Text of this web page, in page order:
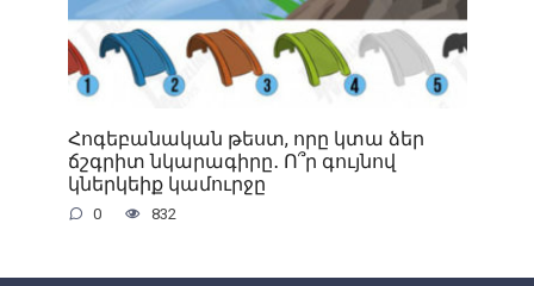
Հոգեբանական թեստ, որը կտա ձեր
ճշգրիտ նկարագիրը․ Ո՞ր գույնով
կներկեիք կամուրջը
0 832